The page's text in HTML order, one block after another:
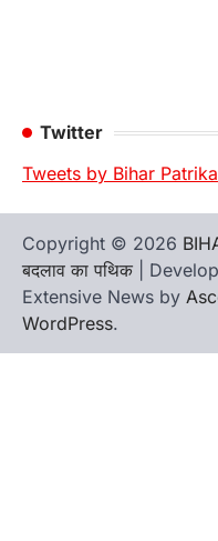
Twitter
Tweets by Bihar Patrika
Copyright © 2026
बदलाव का पथिक |
Extensive News by
WordPress.